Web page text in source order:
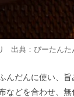
出典： ぴーたんた
んだんに使い、
などを合わせ、